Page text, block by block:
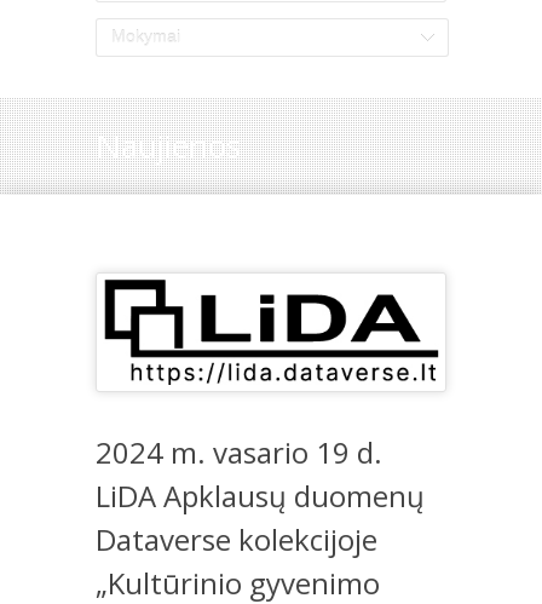
Mokymai
Naujienos
2024 m. vasario 19 d.
LiDA Apklausų duomenų
Dataverse kolekcijoje
„Kultūrinio gyvenimo